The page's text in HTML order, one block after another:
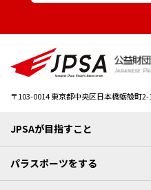
〒103-0014東京都中央区日本橋蛎殻町
JPSAが目指すこと
パラスポーツをする